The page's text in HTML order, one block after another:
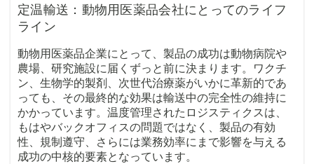
定温輸送：動物用医薬品会社にとってのライフ
ライン
動物用医薬品企業にとって、製品の成功は動物病院や
農場、研究施設に届くずっと前に決まります。ワクチ
ン、生物学的製剤、次世代治療薬がいかに革新的であ
っても、その最終的な効果は輸送中の完全性の維持に
かかっています。温度管理されたロジスティクスは、
もはやバックオフィスの問題ではなく、製品の有効
性、規制遵守、さらには業務効率にまで影響を与える
成功の中核的要素となっています。